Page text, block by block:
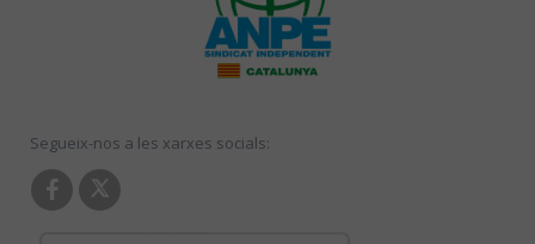
Segueix-nos a les xarxes socials: